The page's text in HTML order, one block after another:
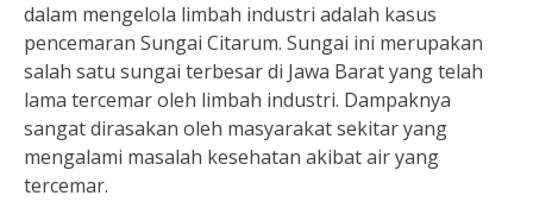
dalam mengelola limbah industri adalah kasus
pencemaran Sungai Citarum. Sungai ini merupakan
salah satu sungai terbesar di Jawa Barat yang telah
lama tercemar oleh limbah industri. Dampaknya
sangat dirasakan oleh masyarakat sekitar yang
mengalami masalah kesehatan akibat air yang
tercemar.